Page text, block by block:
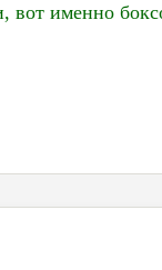
вот именно